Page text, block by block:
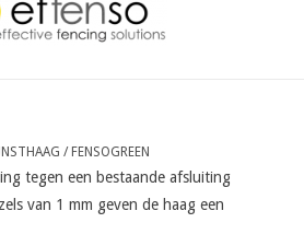
/FENSOGREEN
tegen een bestaande afsluiting
van 1 mm geven de haag een